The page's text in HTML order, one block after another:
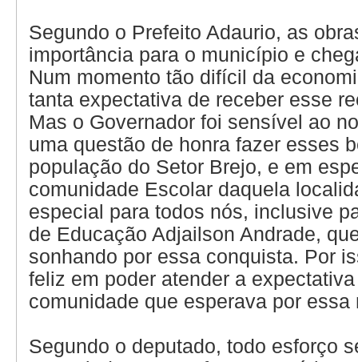
Segundo o Prefeito Adaurio, as
importância para o município e
Num momento tão difícil da
tanta expectativa de receber esse
Mas o Governador foi sensível ao
uma questão de honra fazer esses
população do Setor Brejo, e em
comunidade Escolar daquela
especial para todos nós, inclusive
de Educação Adjailson Andrade,
sonhando por essa conquista. Por
feliz em poder atender a
comunidade que esperava por essa
Segundo o deputado, todo esforço